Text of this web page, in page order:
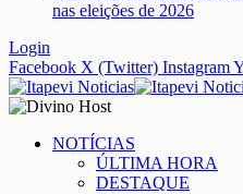
nas eleições de 2026
Login
Facebook X (Twitter) Instagram
NOTÍCIAS
ÚLTIMA HORA
DESTAQUE